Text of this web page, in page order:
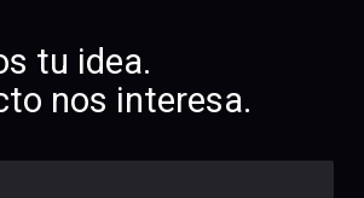
tu idea.
nos interesa.